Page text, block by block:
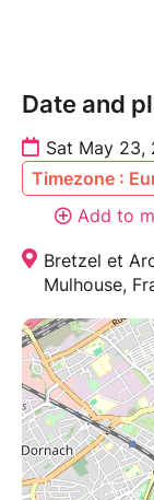
Date and
Sat May 23,
Timezone :
Add to
Bretzel et
Mulhouse,